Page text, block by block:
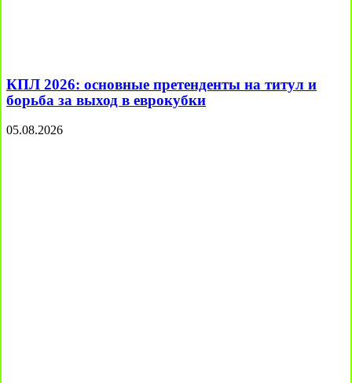
КПЛ 2026: основные претенденты на титул и
борьба за выход в еврокубки
05.08.2026